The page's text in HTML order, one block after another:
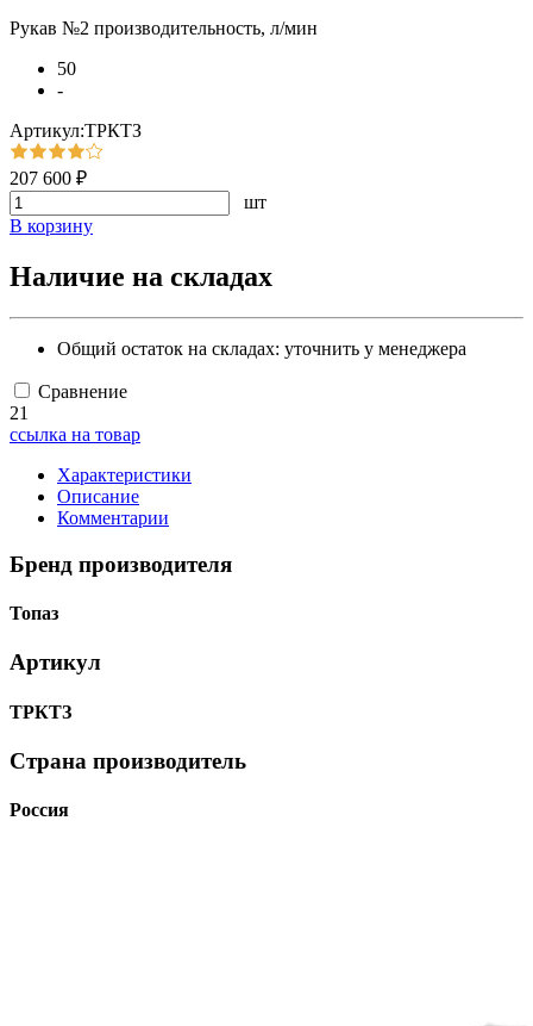
Рукав №2 производительность, л/мин
50
-
Артикул:ТРКТЗ
207 600 ₽
шт
В корзину
Наличие на складах
Общий остаток на складах: уточнить у менеджера
Сравнение
21
ссылка на товар
Характеристики
Описание
Комментарии
Бренд производителя
Топаз
Артикул
ТРКТЗ
Страна производитель
Россия